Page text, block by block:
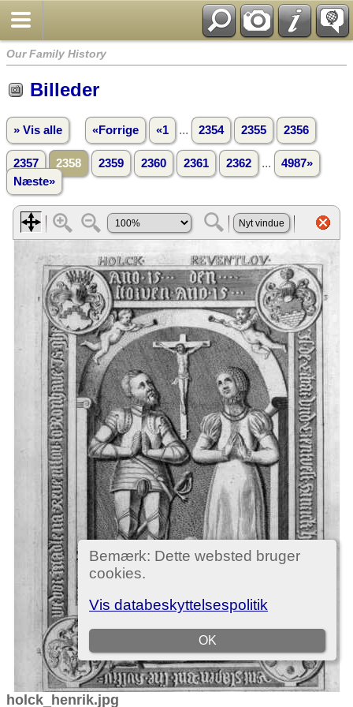
Our Family History
Billeder
» Vis alle «Forrige «1 ... 2354 2355 2356
2357 2358 2359 2360 2361 2362 ...
4987»
Næste»
holck_henrik.jpg